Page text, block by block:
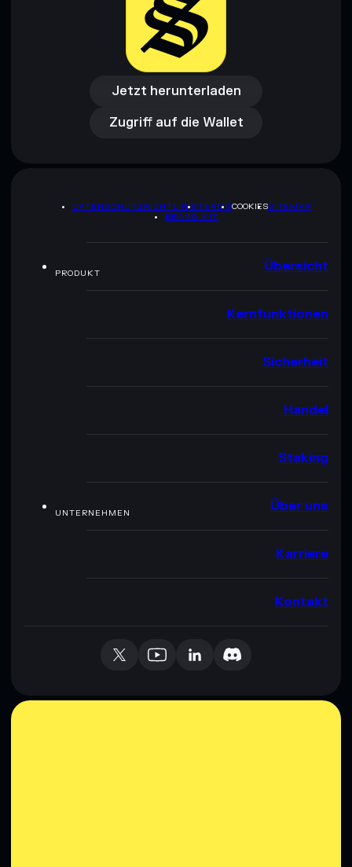
Jetzt herunterladen
Jetzt herunterladen
Zugriff auf die Wallet
Zugriff auf die Wallet
DATENSCHUTZRICHTLINIETERMSCOOKIESSITEMAP
BRAND-KIT
PRODUKT Übersicht
Kernfunktionen
Sicherheit
Handel
Staking
UNTERNEHMEN Über uns
Karriere
Kontakt